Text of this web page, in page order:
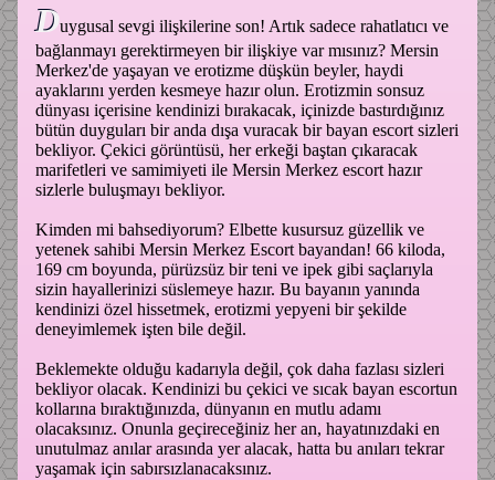
Duygusal sevgi ilişkilerine son! Artık sadece rahatlatıcı ve
bağlanmayı gerektirmeyen bir ilişkiye var mısınız? Mersin
Merkez'de yaşayan ve erotizme düşkün beyler, haydi
ayaklarını yerden kesmeye hazır olun. Erotizmin sonsuz
dünyası içerisine kendinizi bırakacak, içinizde bastırdığınız
bütün duyguları bir anda dışa vuracak bir bayan escort sizleri
bekliyor. Çekici görüntüsü, her erkeği baştan çıkaracak
marifetleri ve samimiyeti ile Mersin Merkez escort hazır
sizlerle buluşmayı bekliyor.
Kimden mi bahsediyorum? Elbette kusursuz güzellik ve
yetenek sahibi Mersin Merkez Escort bayandan! 66 kiloda,
169 cm boyunda, pürüzsüz bir teni ve ipek gibi saçlarıyla
sizin hayallerinizi süslemeye hazır. Bu bayanın yanında
kendinizi özel hissetmek, erotizmi yepyeni bir şekilde
deneyimlemek işten bile değil.
Beklemekte olduğu kadarıyla değil, çok daha fazlası sizleri
bekliyor olacak. Kendinizi bu çekici ve sıcak bayan escortun
kollarına bıraktığınızda, dünyanın en mutlu adamı
olacaksınız. Onunla geçireceğiniz her an, hayatınızdaki en
unutulmaz anılar arasında yer alacak, hatta bu anıları tekrar
yaşamak için sabırsızlanacaksınız.